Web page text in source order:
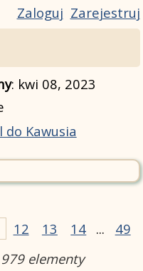
Zaloguj Zarejestruj
: kwi 08, 2023
do Kawusia
12 13 14 ...
49
elementy